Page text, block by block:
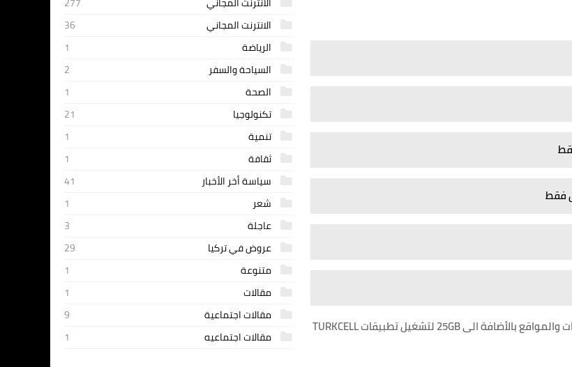
تحتوي الباقة من 50GB أنترنت منها 25GB عامة لتشغيل جميع التطبيقات والمواقع بالأضافة الى 25GB لتشغيل تطبيقات TURKCELL
الانترنت المجاني
36
الرياضة
1
السياحة والسفر
2
الصحة
1
تكنولوجيا
21
تنمية
1
ثقافة
1
سياسة أخر الأخبار
41
شعر
1
عاجلة
3
عروض في تركيا
29
متنوعة
1
مقالات
1
مقالات اجتماعية
9
مقالات اجتماعيه
1